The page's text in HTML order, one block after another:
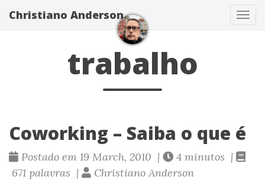
Ver
Christiano Anderson
trabalho
Coworking – Saiba o que é
Postado em 19 March, 2010 |
4 minutos |
671 palavras |
Christiano Anderson